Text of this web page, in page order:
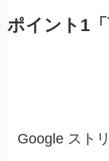
ポイント1「
Google スト